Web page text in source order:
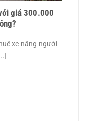
giá 300.000
xe nâng người